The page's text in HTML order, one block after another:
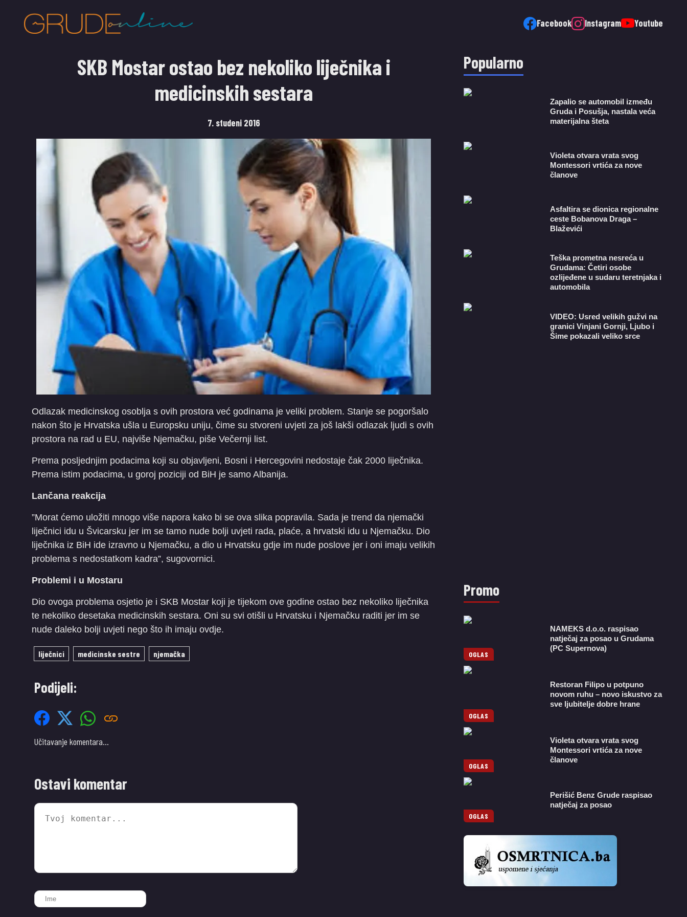
Facebook Instagram Youtube
SKB Mostar ostao bez nekoliko liječnika i
medicinskih sestara
7. studeni 2016
Odlazak medicinskog osoblja s ovih prostora već godinama je veliki problem. Stanje se pogoršalo
nakon što je Hrvatska ušla u Europsku uniju, čime su stvoreni uvjeti za još lakši odlazak ljudi s ovih
prostora na rad u EU, najviše Njemačku, piše Večernji list.
Prema posljednjim podacima koji su objavljeni, Bosni i Hercegovini nedostaje čak 2000 liječnika.
Prema istim podacima, u goroj poziciji od BiH je samo Albanija.
Lančana reakcija
”Morat ćemo uložiti mnogo više napora kako bi se ova slika popravila. Sada je trend da njemački
liječnici idu u Švicarsku jer im se tamo nude bolji uvjeti rada, plaće, a hrvatski idu u Njemačku. Dio
liječnika iz BiH ide izravno u Njemačku, a dio u Hrvatsku gdje im nude poslove jer i oni imaju velikih
problema s nedostatkom kadra”, sugovornici.
Problemi i u Mostaru
Dio ovoga problema osjetio je i SKB Mostar koji je tijekom ove godine ostao bez nekoliko liječnika
te nekoliko desetaka medicinskih sestara. Oni su svi otišli u Hrvatsku i Njemačku raditi jer im se
nude daleko bolji uvjeti nego što ih imaju ovdje.
liječnici medicinske sestre njemačka
Podijeli:
Učitavanje komentara…
Ostavi komentar
Popularno
Zapalio se automobil između
Gruda i Posušja, nastala veća
materijalna šteta
Violeta otvara vrata svog
Montessori vrtića za nove
članove
Asfaltira se dionica regionalne
ceste Bobanova Draga –
Blaževići
Teška prometna nesreća u
Grudama: Četiri osobe
ozlijeđene u sudaru teretnjaka i
automobila
VIDEO: Usred velikih gužvi na
granici Vinjani Gornji, Ljubo i
Šime pokazali veliko srce
Promo
OGLAS
NAMEKS d.o.o. raspisao
natječaj za posao u Grudama
(PC Supernova)
OGLAS
Restoran Filipo u potpuno
novom ruhu – novo iskustvo za
sve ljubitelje dobre hrane
OGLAS
Violeta otvara vrata svog
Montessori vrtića za nove
članove
OGLAS
Perišić Benz Grude raspisao
natječaj za posao